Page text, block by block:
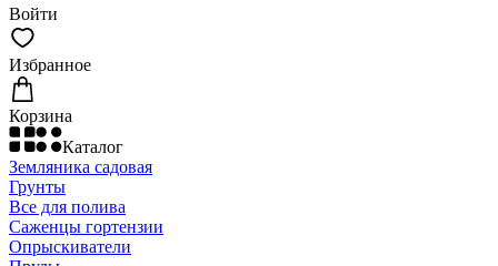
Войти
Избранное
Корзина
Каталог
Земляника садовая
Грунты
Все для полива
Саженцы гортензии
Опрыскиватели